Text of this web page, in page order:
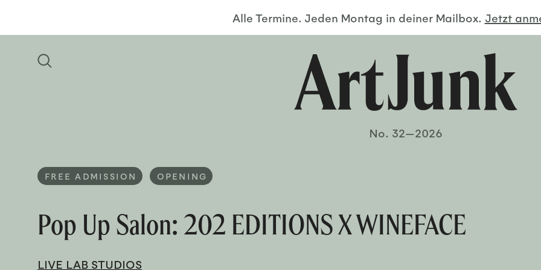
Alle Termine. Jeden Montag in deiner Mailbox. Jetzt
No. 32—2026
FREE ADMISSION OPENING
Pop Up Salon: 202 EDITIONS X WINEFACE
LIVE LAB STUDIOS